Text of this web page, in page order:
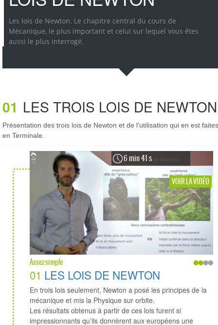
Les lois de Newton. Le chapitre central du cours de
Mécanique, le plus important et celui sur lequel vous êtes
aussi le plus interrogé.
01 LES TROIS LOIS DE NEWTON
Présentation des trois lois de Newton et de l’utilisation qui en est faites
en Terminale.
6 min 41 s
VOIR LA VIDÉO
Assez simple
01 LES LOIS DE NEWTON
En trois lois seulement, Newton a posé les principes de la
mécanique et mis la Physique sur orbite.
Les résultats obtenus à partir de ces lois furent si
impressionnants qu’ils donnèrent aux européens une